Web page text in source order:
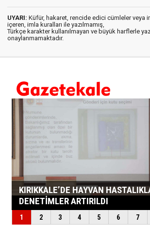
UYARI: Küfür, hakaret, rencide edici cümleler veya
içeren, imla kuralları ile yazılmamış,
Türkçe karakter kullanılmayan ve büyük harflerle
onaylanmamaktadır.